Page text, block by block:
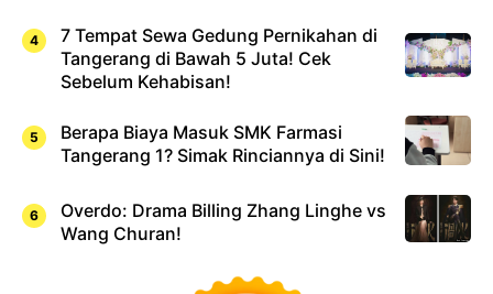
7 Tempat Sewa Gedung Pernikahan di
Tangerang di Bawah 5 Juta! Cek
Sebelum Kehabisan!
Berapa Biaya Masuk SMK Farmasi
Tangerang 1? Simak Rinciannya di Sini!
Overdo: Drama Billing Zhang Linghe vs
Wang Churan!